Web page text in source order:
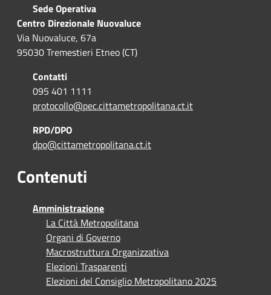
Sede Operativa
Centro Direzionale Nuovaluce
Via Nuovaluce, 67a
95030 Tremestieri Etneo (CT)
Contatti
095 401 1111
protocollo@pec.cittametropolitana.ct.it
RPD/DPO
dpo@cittametropolitana.ct.it
Contenuti
Amministrazione
La Città Metropolitana
Organi di Governo
Macrostruttura Organizzativa
Elezioni Trasparenti
Elezioni del Consiglio Metropolitano 2025